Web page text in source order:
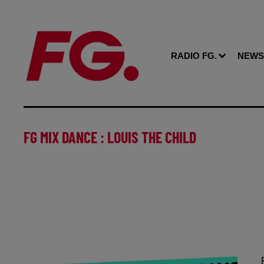
RADIO FG. NEWS
FG MIX DANCE : LOUIS THE CHILD